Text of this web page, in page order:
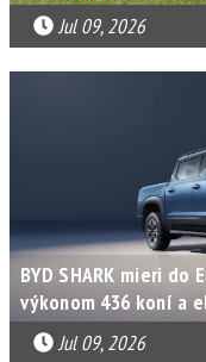
Jul 09, 2026
BYD SHARK mieri do
výkonom 436 koní a
Jul 09, 2026